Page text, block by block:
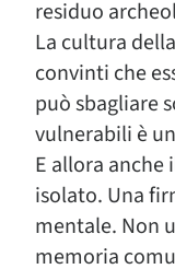
residuo
La cultura
convinti che
può sbagliare
vulnerabili è
E allora
isolato. Una
mentale. Non
memoria